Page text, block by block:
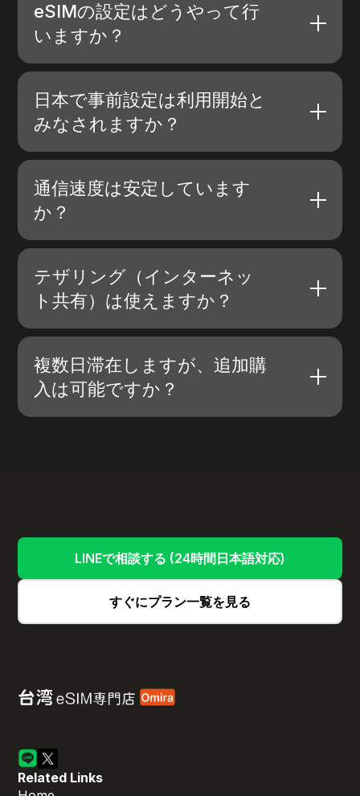
eSIMの設定はどうやって行
いますか？
日本で事前設定は利用開始と
みなされますか？
通信速度は安定しています
か？
テザリング（インターネッ
ト共有）は使えますか？
複数日滞在しますが、追加購
入は可能ですか？
LINEで相談する (24時間日本語対応)
すぐにプラン一覧を見る
Related Links